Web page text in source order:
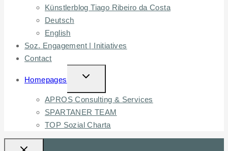
Künstlerblog Tiago Ribeiro da Costa
Deutsch
English
Soz. Engagement | Initiatives
Contact
Homepages
TOGGLE
CHILD
MENU
APROS Consulting & Services
SPARTANER TEAM
TOP Sozial Charta